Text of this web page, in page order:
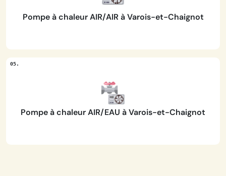
Pompe à chaleur AIR/AIR à Varois-et-Chaignot
Pompe à chaleur AIR/EAU à Varois-et-Chaignot